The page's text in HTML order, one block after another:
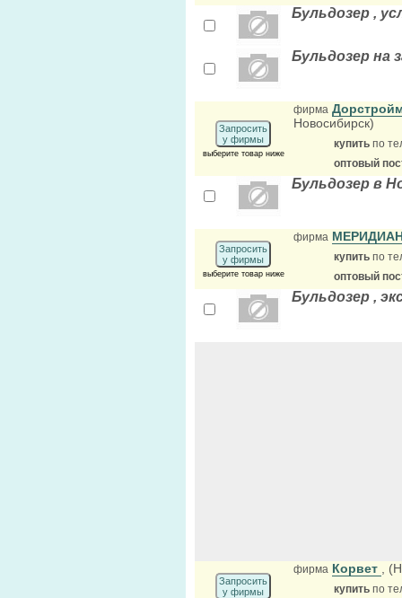
Бульдозер ,
Бульдозер на
Запросить
у фирмы
выберите товар ниже
фирма
Новосибирск)
купить по
оптовый
Бульдозер в
Запросить
у фирмы
выберите товар ниже
фирма
купить по
оптовый
Бульдозер ,
Запросить
у фирмы
фирма Корвет ,
купить по